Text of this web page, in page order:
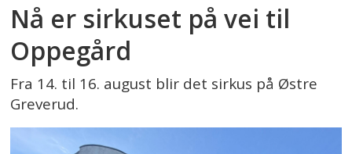
Nå er sirkuset på vei til
Oppegård
Fra 14. til 16. august blir det sirkus på Østre
Greverud.